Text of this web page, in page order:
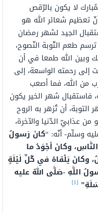
لا يكون بالرّقص
تعظيم شعائر الله هو
الجيد لشهر رمضان
طعم التّوبة النّصوح،
وبين الله طمعا في أن
إلى رحمته الواسعة، إلى
من الله، فما أصعب
فاستقبال شهر الخير يكون
أن تُزهر به الروح
عذابيّ الدّنيا والآخرة،
وسلّم- أنّه: “كانَ رَسولُ
وكانَ أجْوَدُ ما
وكانَ يَلْقاهُ في كُلِّ لَيْلَةٍ
اللَّهِ -صَلَّى اللهُ عليه
[1]